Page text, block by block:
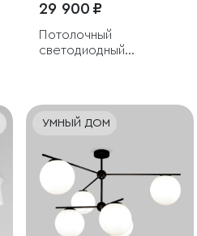
29 900 ₽
Потолочный
светодиодный
УМНЫЙ ДОМ